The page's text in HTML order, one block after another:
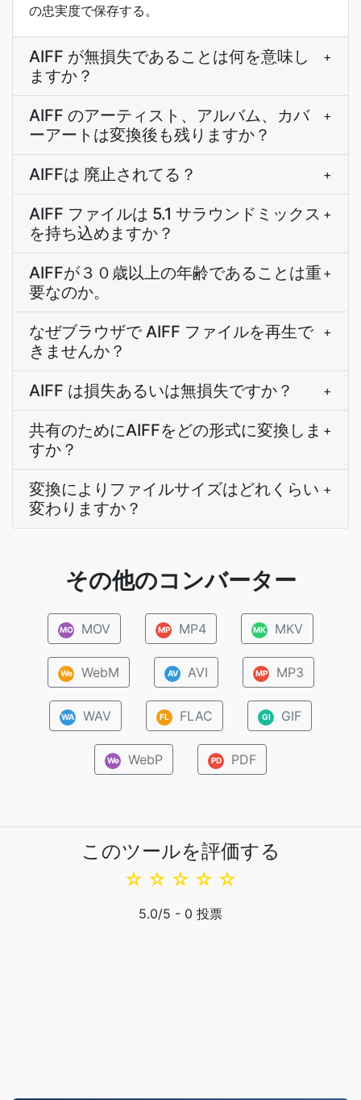
の忠実度で保存する。
AIFF が無損失であることは何を意味し
ますか？
+
AIFF のアーティスト、アルバム、カバ
ーアートは変換後も残りますか？
+
AIFFは 廃止されてる？ +
AIFF ファイルは 5.1 サラウンドミックス
を持ち込めますか？
+
AIFFが３０歳以上の年齢であることは重
要なのか。
+
なぜブラウザで AIFF ファイルを再生で
きませんか？
+
AIFF は損失あるいは無損失ですか？ +
共有のためにAIFFをどの形式に変換しま
すか？
+
変換によりファイルサイズはどれくらい
変わりますか？
+
その他のコンバーター
MO MOV MP MP4 MK MKV
We WebM AV AVI MP MP3
WA WAV FL FLAC GI GIF
We WebP PD PDF
このツールを評価する
☆
☆
☆
☆
☆
5.0/5 - 0 投票